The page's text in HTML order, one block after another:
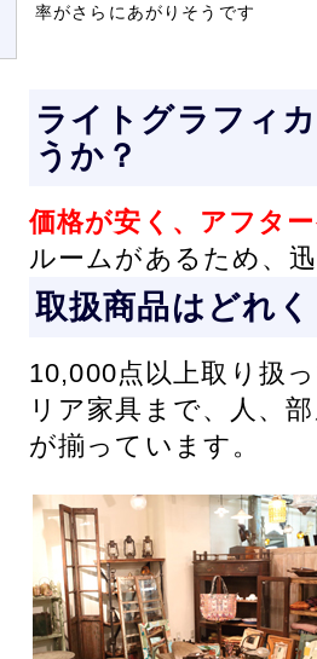
率がさらにあがりそうです
ライトグラフィ
うか？
価格が安く、アフタ
ルームがあるため、
取扱商品はどれ
10,000点以上取り扱
リア家具まで、人、
が揃っています。